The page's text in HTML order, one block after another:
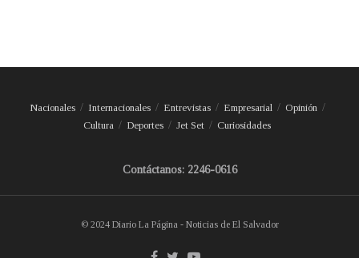
Nacionales Internacionales Entrevistas Empresarial
Opinión
Cultura
Deportes Jet Set Curiosidades
Contáctanos: 2246-0616
© 2024 Diario La Página - Noticias de El Salvador